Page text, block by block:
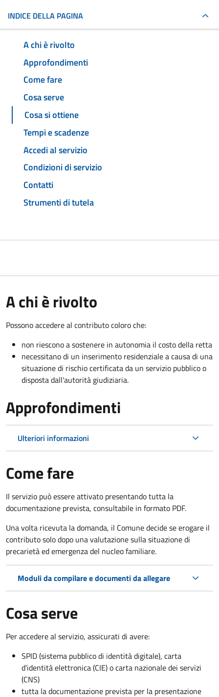
INDICE DELLA PAGINA
A chi è rivolto
Approfondimenti
Come fare
Cosa serve
Cosa si ottiene
Tempi e scadenze
Accedi al servizio
Condizioni di servizio
Contatti
Strumenti di tutela
A chi è rivolto
Possono accedere al contributo coloro che:
non riescono a sostenere in autonomia il costo della retta
necessitano di un inserimento residenziale a causa di una
situazione di rischio certificata da un servizio pubblico o
disposta dall'autorità giudiziaria.
Approfondimenti
Ulteriori informazioni
Come fare
Il servizio può essere attivato presentando tutta la
documentazione prevista, consultabile in formato PDF.
Una volta ricevuta la domanda, il Comune decide se erogare il
contributo solo dopo una valutazione sulla situazione di
precarietà ed emergenza del nucleo familiare.
Moduli da compilare e documenti da allegare
Cosa serve
Per accedere al servizio, assicurati di avere:
SPID (sistema pubblico di identità digitale), carta
d’identità elettronica (CIE) o carta nazionale dei servizi
(CNS)
tutta la documentazione prevista per la presentazione